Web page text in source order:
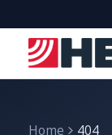
Home 404